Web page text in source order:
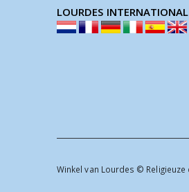
LOURDES INTERNATIONAL
Winkel van Lourdes ©